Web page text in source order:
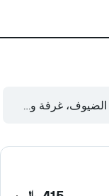
بويرتا ديل سول في